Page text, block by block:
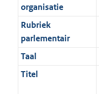
organisatie
Rubriek
parlementair
Taal
Titel